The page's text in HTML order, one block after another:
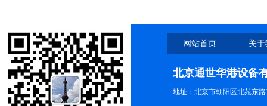
网站首页 关
北京通世华港设备
地址：北京市朝阳区北苑东路